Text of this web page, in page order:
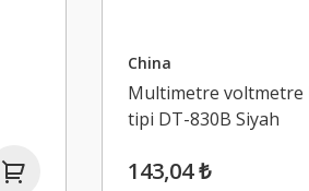
China
Multimetre voltmetre
tipi DT-830B Siyah
143,04 ₺